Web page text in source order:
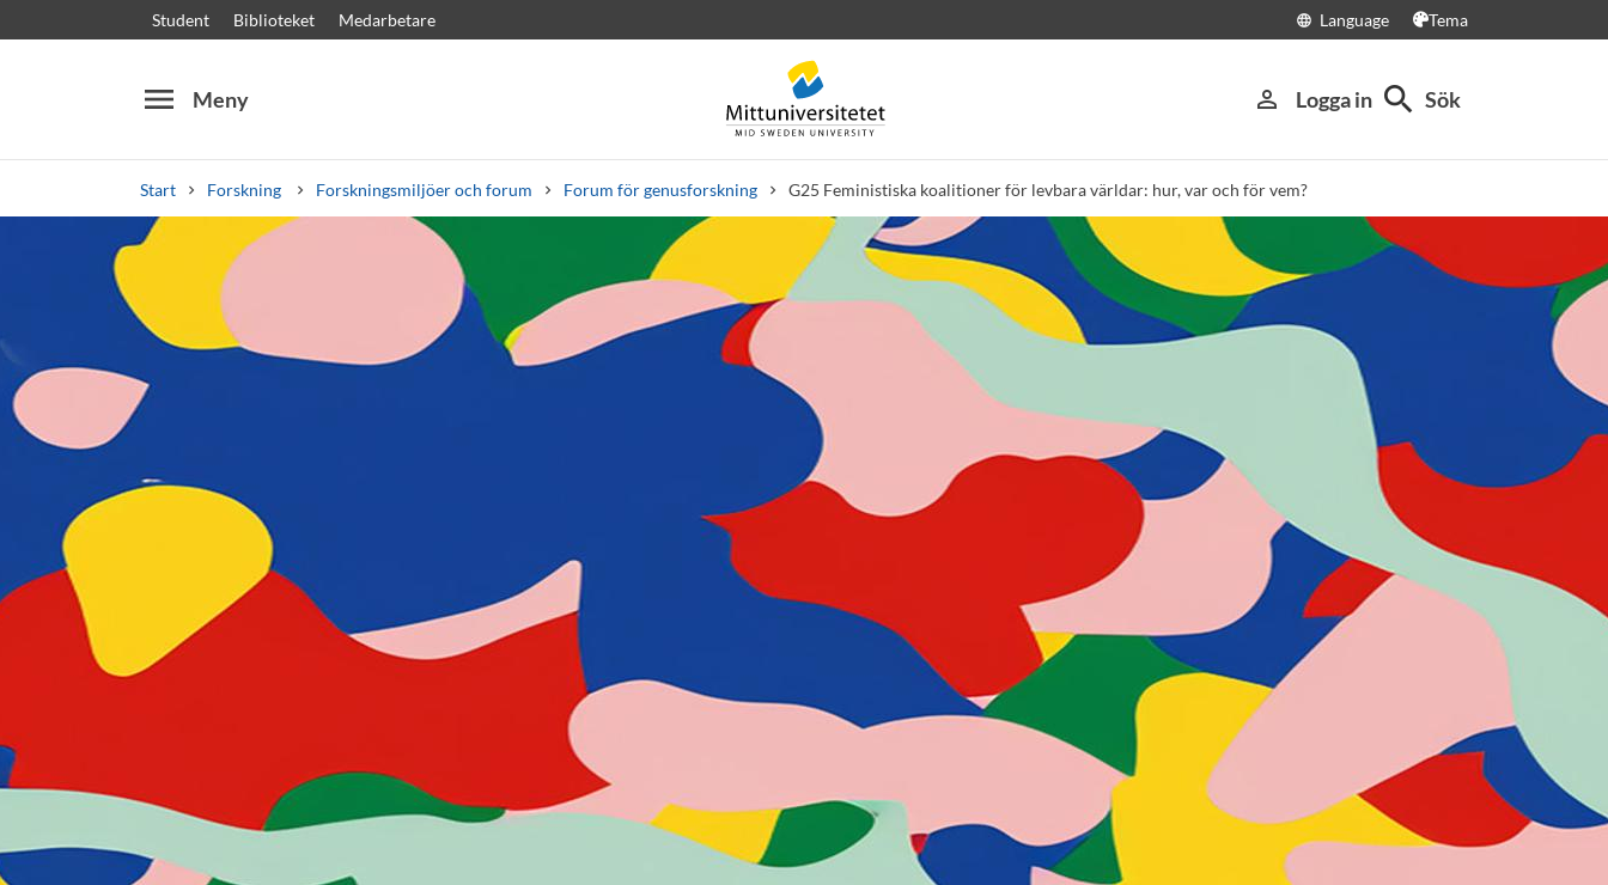
Student Biblioteket Medarbetare language Language Tema
menu Meny person_outline Logga in search Sök
Start Forskning Forskningsmiljöer och forum Forum för genusforskning G25 Feministiska koalitioner för levbara världar: hur, var och för vem?
Sök
Andra söktjänster
Kurser och program Välkomstbrev PersonalLediga jobb